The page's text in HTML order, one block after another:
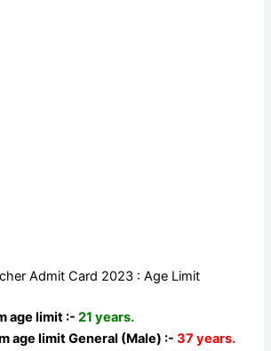
Admit Card 2023 : Age Limit
age limit :-21 years.
age limit General (Male) :- 37 years.